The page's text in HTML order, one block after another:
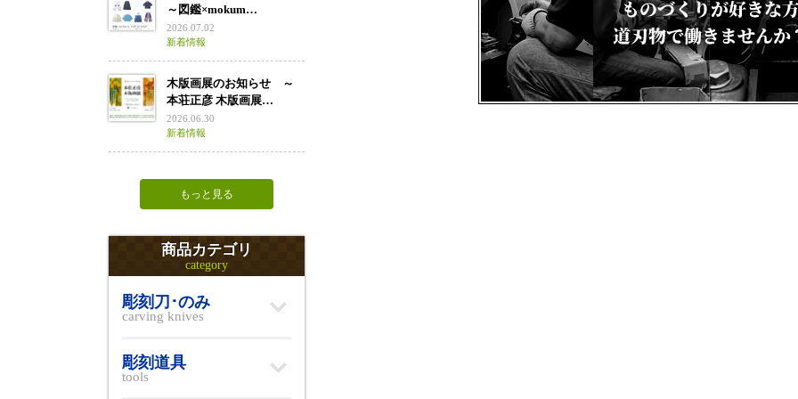
～図鑑×mokum…
2026.07.02
新着情報
木版画展のお知らせ ～
本荘正彦 木版画展…
2026.06.30
新着情報
もっと見る
商品カテゴリ
category
彫刻刀･のみ
carving knives
彫刻道具
tools